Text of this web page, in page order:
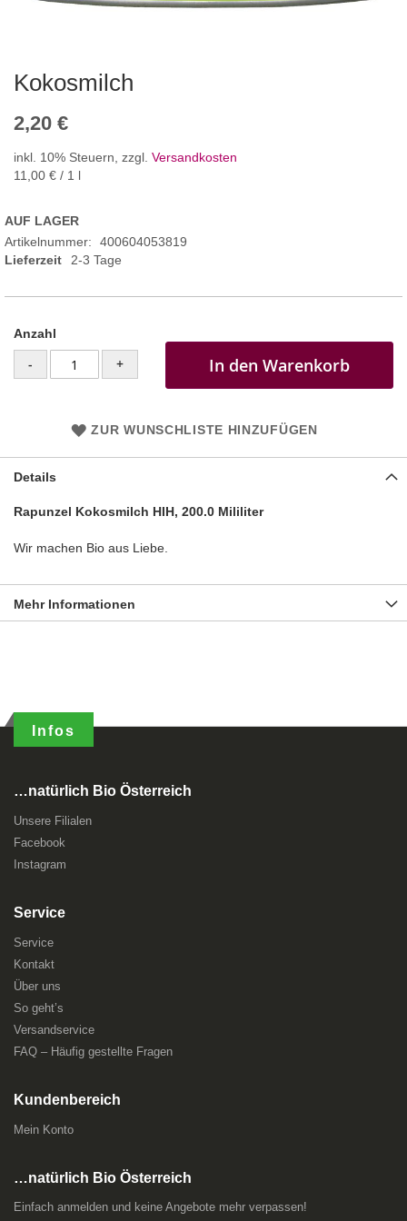
Kokosmilch
2,20 €
inkl. 10% Steuern, zzgl. Versandkosten
11,00 € / 1 l
AUF LAGER
Artikelnummer
400604053819
Lieferzeit
2-3 Tage
Anzahl
- + In den Warenkorb
ZUR WUNSCHLISTE HINZUFÜGEN
Details
Rapunzel Kokosmilch HIH, 200.0 Mililiter
Wir machen Bio aus Liebe.
Mehr Informationen
Infos
…natürlich Bio Österreich
Unsere Filialen
Facebook
Instagram
Service
Service
Kontakt
Über uns
So geht’s
Versandservice
FAQ – Häufig gestellte Fragen
Kundenbereich
Mein Konto
…natürlich Bio Österreich
Einfach anmelden und keine Angebote mehr verpassen!